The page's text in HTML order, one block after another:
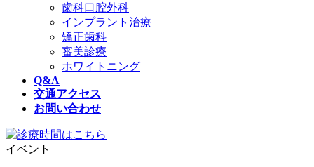
歯科口腔外科
インプラント治療
矯正歯科
審美診療
ホワイトニング
Q&A
交通アクセス
お問い合わせ
イベント